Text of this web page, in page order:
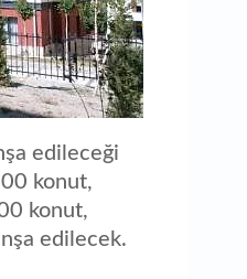
edileceği
konut,
konut,
edilecek.